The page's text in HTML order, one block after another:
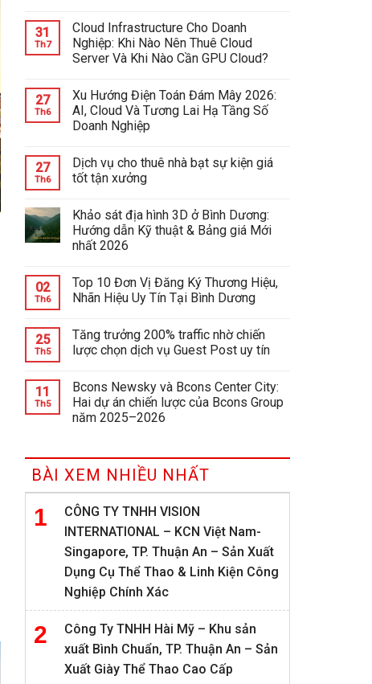
31
Th7
Cloud Infrastructure Cho Doanh
Nghiệp: Khi Nào Nên Thuê Cloud
Server Và Khi Nào Cần GPU Cloud?
27
Th6
Xu Hướng Điện Toán Đám Mây 2026:
AI, Cloud Và Tương Lai Hạ Tầng Số
Doanh Nghiệp
27
Th6
Dịch vụ cho thuê nhà bạt sự kiện giá
tốt tận xưởng
Khảo sát địa hình 3D ở Bình Dương:
Hướng dẫn Kỹ thuật & Bảng giá Mới
nhất 2026
02
Th6
Top 10 Đơn Vị Đăng Ký Thương Hiệu,
Nhãn Hiệu Uy Tín Tại Bình Dương
25
Th5
Tăng trưởng 200% traffic nhờ chiến
lược chọn dịch vụ Guest Post uy tín
11
Th5
Bcons Newsky và Bcons Center City:
Hai dự án chiến lược của Bcons Group
năm 2025–2026
BÀI XEM NHIỀU NHẤT
CÔNG TY TNHH VISION
INTERNATIONAL – KCN Việt Nam-
Singapore, TP. Thuận An – Sản Xuất
Dụng Cụ Thể Thao & Linh Kiện Công
Nghiệp Chính Xác
Công Ty TNHH Hài Mỹ – Khu sản
xuất Bình Chuẩn, TP. Thuận An – Sản
Xuất Giày Thể Thao Cao Cấp